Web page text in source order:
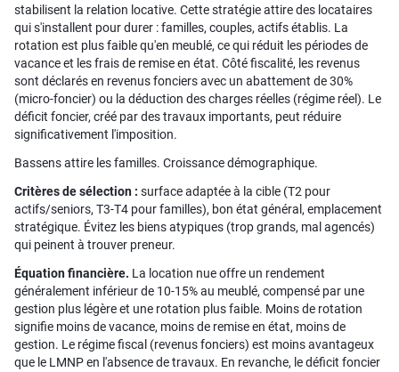
stabilisent la relation locative. Cette stratégie attire des locataires
qui s'installent pour durer : familles, couples, actifs établis. La
rotation est plus faible qu'en meublé, ce qui réduit les périodes de
vacance et les frais de remise en état. Côté fiscalité, les revenus
sont déclarés en revenus fonciers avec un abattement de 30%
(micro-foncier) ou la déduction des charges réelles (régime réel). Le
déficit foncier, créé par des travaux importants, peut réduire
significativement l'imposition.
Bassens attire les familles. Croissance démographique.
Critères de sélection : surface adaptée à la cible (T2 pour
actifs/seniors, T3-T4 pour familles), bon état général, emplacement
stratégique. Évitez les biens atypiques (trop grands, mal agencés)
qui peinent à trouver preneur.
Équation financière. La location nue offre un rendement
généralement inférieur de 10-15% au meublé, compensé par une
gestion plus légère et une rotation plus faible. Moins de rotation
signifie moins de vacance, moins de remise en état, moins de
gestion. Le régime fiscal (revenus fonciers) est moins avantageux
que le LMNP en l'absence de travaux. En revanche, le déficit foncier